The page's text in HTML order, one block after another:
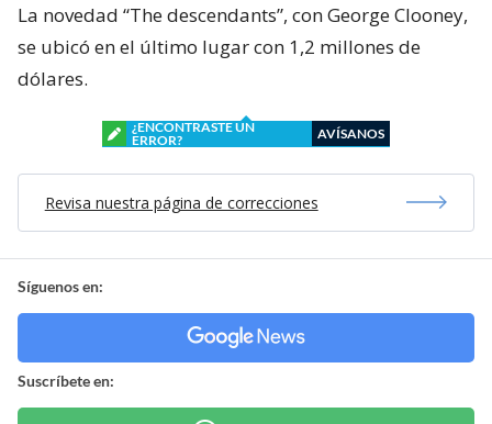
La novedad “The descendants”, con George Clooney,
se ubicó en el último lugar con 1,2 millones de
dólares.
¿ENCONTRASTE UN
ERROR?
AVÍSANOS
Revisa nuestra página de correcciones
Síguenos en:
Suscríbete en: